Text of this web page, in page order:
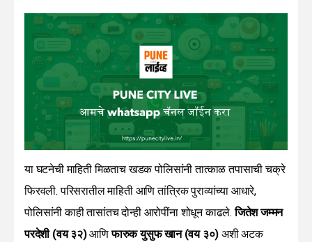
या घटनेची माहिती मिळताच खडक पोलिसांनी तात्काळ तपासाची चक्रे
फिरवली. परिसरातील माहिती आणि तांत्रिक पुराव्यांच्या आधारे,
पोलिसांनी काही तासांतच दोन्ही आरोपींना शोधून काढले.जितेश जम्मन
परदेशी (वय ३२)आणिफारुक युसुफ खान (वय ३०) अशी अटक